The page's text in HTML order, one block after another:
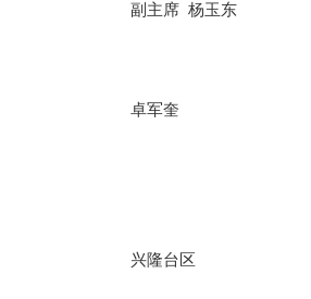
副主席 杨玉东
卓军奎
兴隆台区